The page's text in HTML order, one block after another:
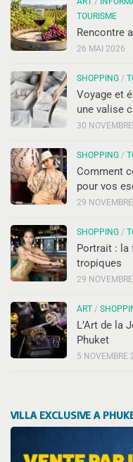
TOURISME
Rencontre
26 MAI 2026
SHOPPING /
Voyage et
une valise
30
SHOPPING /
Comment
pour vos
29
SHOPPING /
Portrait : la
tropiques
29
ART /
L’Art de la
Phuket
5 NOVEMBRE
VILLA EXCLUSIVE A